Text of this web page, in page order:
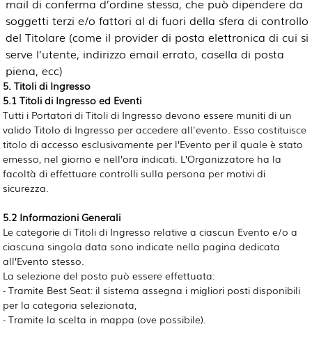
soggetti terzi e/o fattori al di fuori della sfera di controllo
del Titolare (come il provider di posta elettronica di cui si
serve l’utente, indirizzo email errato, casella di posta
piena, ecc)
5. Titoli di Ingresso
5.1 Titoli di Ingresso ed Eventi
Tutti i Portatori di Titoli di Ingresso devono essere muniti di un
valido Titolo di Ingresso per accedere all'evento. Esso costituisce
titolo di accesso esclusivamente per l’Evento per il quale è stato
emesso, nel giorno e nell’ora indicati. L’Organizzatore ha la
facoltà di effettuare controlli sulla persona per motivi di
sicurezza.
5.2 Informazioni Generali
Le categorie di Titoli di Ingresso relative a ciascun Evento e/o a
ciascuna singola data sono indicate nella pagina dedicata
all’Evento stesso.
La selezione del posto può essere effettuata:
- Tramite Best Seat: il sistema assegna i migliori posti disponibili
per la categoria selezionata,
- Tramite la scelta in mappa (ove possibile).